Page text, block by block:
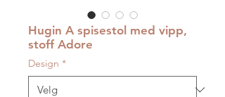
Hugin A spisestol med vipp,
stoff Adore
Design *